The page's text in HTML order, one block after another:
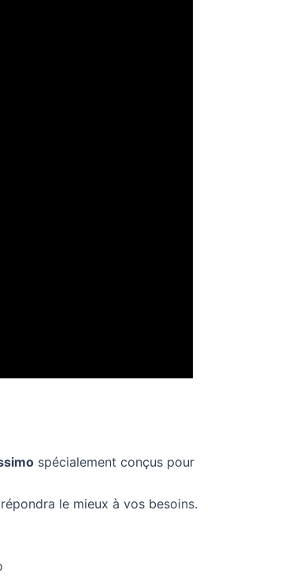
spécialement conçus pour
le mieux à vos besoins.